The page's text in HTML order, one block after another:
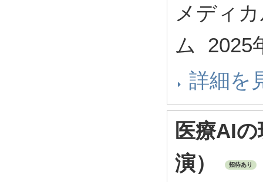
メディ
ム 2025
詳細を
医療AI
演）
招待あり